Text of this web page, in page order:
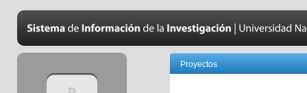
Proyectos